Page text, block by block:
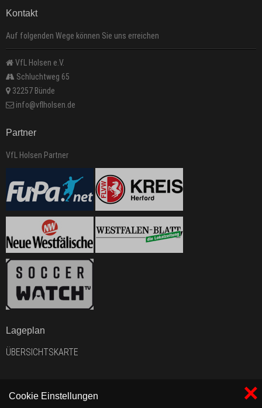
×
Cookie Einstellungen
Kontakt
Auf folgenden Wege können Sie uns erreichen
VfL Holsen e.V.
Schluchtweg 65
32257 Bünde
info@vflholsen.de
Partner
VfL Holsen Partner
Lageplan
ÜBERSICHTSKARTE